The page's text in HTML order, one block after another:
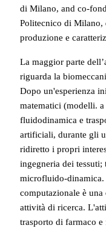
di Milano, and co-
Politecnico di Milano,
produzione e
La maggior parte
riguarda la
Dopo un'esperienza
matematici (modelli.
fluidodinamica e
artificiali, durante gli
ridiretto i propri
ingegneria dei
microfluido-dinamica.
computazionale è una
attività di ricerca.
trasporto di farmaco